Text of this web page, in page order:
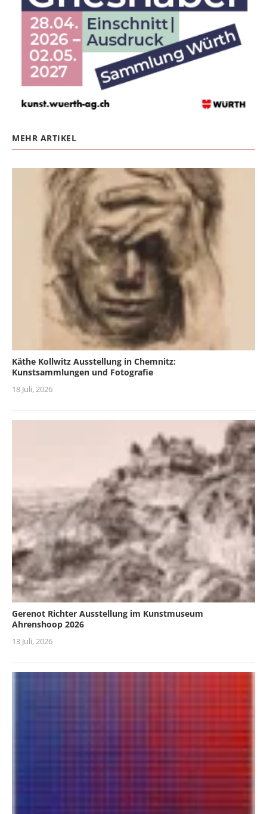
MEHR ARTIKEL
Käthe Kollwitz Ausstellung in Chemnitz:
Kunstsammlungen und Fotografie
18 Juli, 2026
Gerenot Richter Ausstellung im Kunstmuseum
Ahrenshoop 2026
13 Juli, 2026